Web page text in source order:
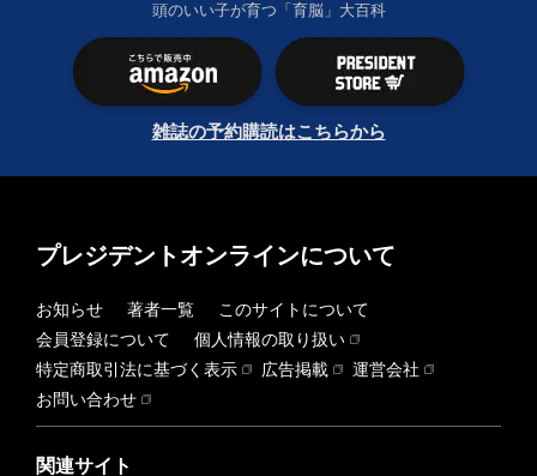
頭のいい子が育つ「育脳」大百科
雑誌の予約購読はこちらから
プレジデントオンラインについて
お知らせ 著者一覧
このサイトについて
会員登録について
個人情報の取り扱い
特定商取引法に基づく表示
広告掲載
運営会社
お問い合わせ
関連サイト